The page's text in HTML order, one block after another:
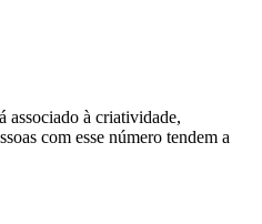
associado à criatividade,
com esse número tendem a